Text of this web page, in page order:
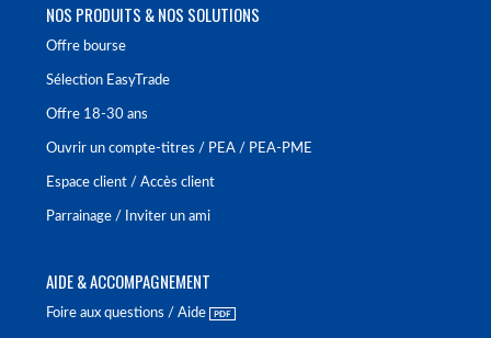
NOS PRODUITS & NOS SOLUTIONS
Offre bourse
Sélection EasyTrade
Offre 18-30 ans
Ouvrir un compte-titres / PEA / PEA-PME
Espace client / Accès client
Parrainage / Inviter un ami
AIDE & ACCOMPAGNEMENT
Foire aux questions / Aide